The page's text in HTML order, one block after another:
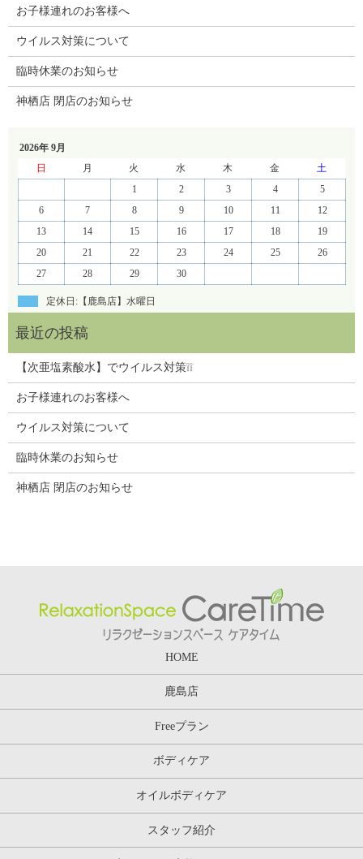
お子様連れのお客様へ
ウイルス対策について
臨時休業のお知らせ
神栖店 閉店のお知らせ
2026年 9月
日
月 火 水 木 金
土
1
2 3 4
5
6
7 8 9 10 11
12
13
14 15 16 17 18
19
20
21 22 23 24 25
26
27
28 29 30
定休日:【鹿島店】水曜日
【次亜塩素酸水】でウイルス対策❕❕
お子様連れのお客様へ
ウイルス対策について
臨時休業のお知らせ
神栖店 閉店のお知らせ
HOME
鹿島店
Freeプラン
ボディケア
オイルボディケア
スタッフ紹介